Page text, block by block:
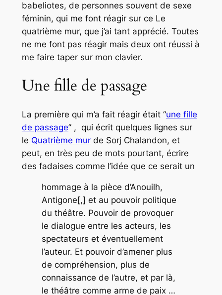
babeliotes, de personnes souvent de sexe
féminin, qui me font réagir sur ce Le
quatrième mur, que j’ai tant apprécié. Toutes
ne me font pas réagir mais deux ont réussi à
me faire taper sur mon clavier.
Une fille de passage
La première qui m’a fait réagir était “une fille
de passage” , qui écrit quelques lignes sur
le Quatrième murde Sorj Chalandon, et
peut, en très peu de mots pourtant, écrire
des fadaises comme l’idée que ce serait un
hommage à la pièce d’Anouilh,
Antigone [,] et au pouvoir politique
du théâtre. Pouvoir de provoquer
le dialogue entre les acteurs, les
spectateurs et éventuellement
l’auteur. Et pouvoir d’amener plus
de compréhension, plus de
connaissance de l’autre, et par là,
le théâtre comme arme de paix …